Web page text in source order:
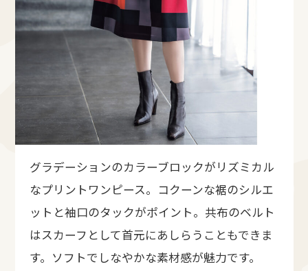
グラデーションのカラーブロックがリズミカル
なプリントワンピース。コクーンな裾のシルエ
ットと袖口のタックがポイント。共布のベルト
はスカーフとして首元にあしらうこともできま
す。ソフトでしなやかな素材感が魅力です。